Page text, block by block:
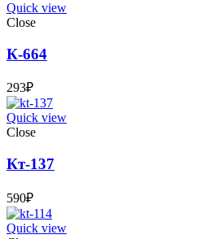
Quick view
Close
К-664
293₽
Quick view
Close
Кт-137
590₽
Quick view